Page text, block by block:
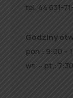
tel. 44 631-
Godziny
pon.: 9:00 –
wt. – pt.: